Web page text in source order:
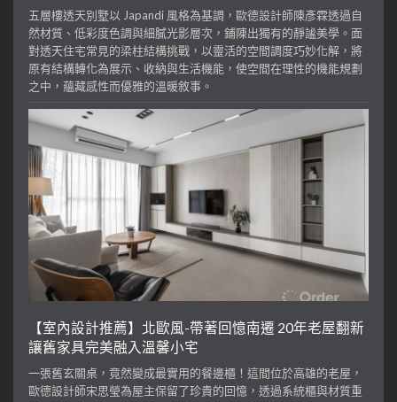
五層樓透天別墅以 Japandi 風格為基調，歐德設計師陳彥霖透過自
然材質、低彩度色調與細膩光影層次，鋪陳出獨有的靜謐美學。面
對透天住宅常見的梁柱結構挑戰，以靈活的空間調度巧妙化解，將
原有結構轉化為展示、收納與生活機能，使空間在理性的機能規劃
之中，蘊藏感性而優雅的溫暖敘事。
【室內設計推薦】北歐風-帶著回憶南遷 20年老屋翻新
讓舊家具完美融入溫馨小宅
一張舊玄關桌，竟然變成最實用的餐邊櫃！這間位於高雄的老屋，
歐德設計師宋思瑩為屋主保留了珍貴的回憶，透過系統櫃與材質重